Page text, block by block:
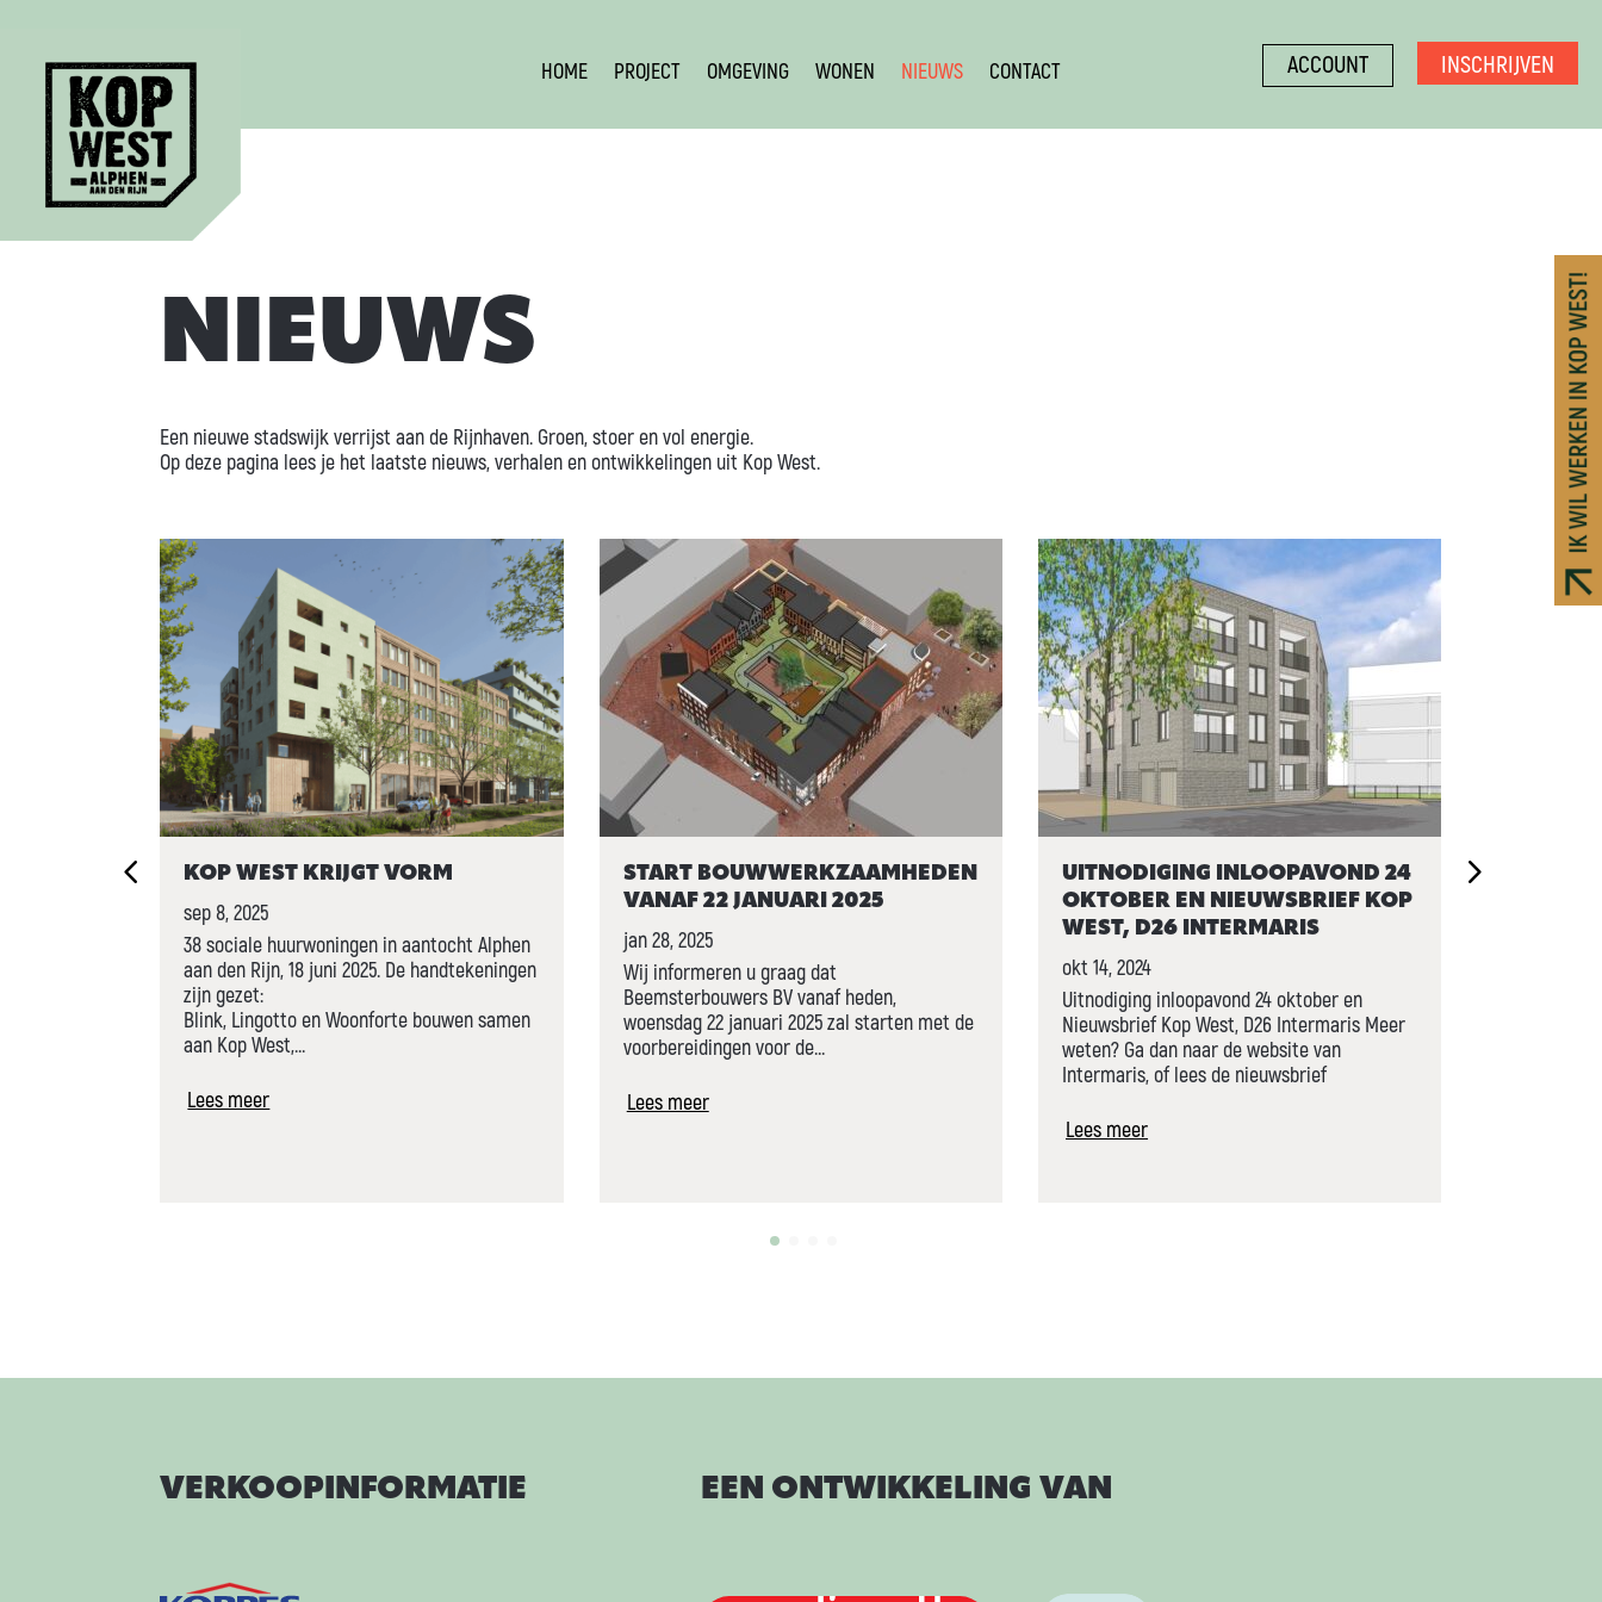
HOME PROJECT OMGEVING WONEN NIEUWS CONTACT ACCOUNT INSCHRIJVEN
NIEUWS
Een nieuwe stadswijk verrijst aan de Rijnhaven. Groen, stoer en vol energie.
Op deze pagina lees je het laatste nieuws, verhalen en ontwikkelingen uit Kop West.
KOP WEST KRIJGT VORM
sep 8, 2025
38 sociale huurwoningen in aantocht Alphen
aan den Rijn, 18 juni 2025. De handtekeningen
zijn gezet:
Blink, Lingotto en Woonforte bouwen samen
aan Kop West,…
Lees meer
START BOUWWERKZAAMHEDEN
VANAF 22 JANUARI 2025
jan 28, 2025
Wij informeren u graag dat
Beemsterbouwers BV vanaf heden,
woensdag 22 januari 2025 zal starten met de
voorbereidingen voor de…
Lees meer
UITNODIGING INLOOPAVOND 24
OKTOBER EN NIEUWSBRIEF KOP
WEST, D26 INTERMARIS
okt 14, 2024
Uitnodiging inloopavond 24 oktober en
Nieuwsbrief Kop West, D26 Intermaris Meer
weten? Ga dan naar de website van
Intermaris, of lees de nieuwsbrief
Lees meer
VERKOOPINFORMATIE EEN ONTWIKKELING VAN